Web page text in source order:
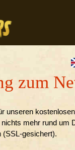
zum
unseren
mehr rund um
(SSL-gesichert).